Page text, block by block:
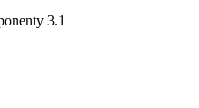
3.1